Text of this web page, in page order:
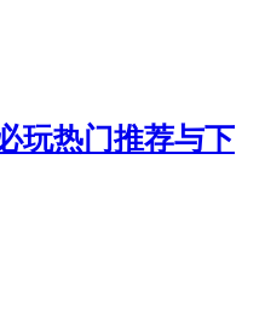
玩热门推荐与下